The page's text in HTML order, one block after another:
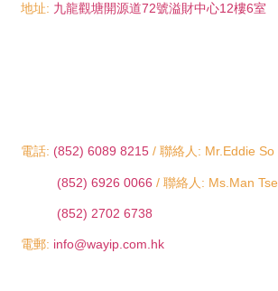
電話: (852) 6089 8215 / 聯絡人: Mr.Eddie So
(852) 6926 0066/ 聯絡人: Ms.Man Tse
(852) 2702 6738
電郵: info@wayip.com.hk
地址: 九龍觀塘開源道72號溢財中心12樓6室